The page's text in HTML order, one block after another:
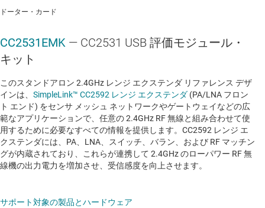
ドーター・カード
CC2531EMK — CC2531 USB 評価モジュール・
キット
このスタンドアロン 2.4GHz レンジ エクステンダ リファレンス デザ
インは、 SimpleLink™ CC2592 レンジ エクステンダ (PA/LNA フロン
ト エンド) をセンサ メッシュ ネットワークやゲートウェイなどの広
範なアプリケーションで、任意の 2.4GHz RF 無線と組み合わせて使
用するために必要なすべての情報を提供します。CC2592 レンジ エ
クステンダには、PA、LNA、スイッチ、バラン、および RF マッチン
グが内蔵されており、これらが連携して 2.4GHz のローパワー RF 無
線機の出力電力を増加させ、受信感度を向上させます。
サポート対象の製品とハードウェア